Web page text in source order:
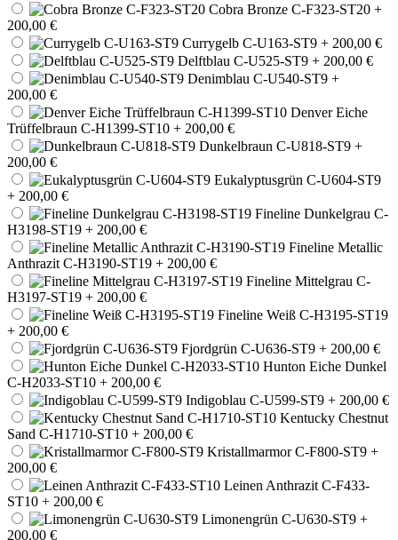
Cobra Bronze C-F323-ST20 +
200,00 €
Currygelb C-U163-ST9 + 200,00 €
Delftblau C-U525-ST9 + 200,00 €
Denimblau C-U540-ST9 +
200,00 €
Denver Eiche
Trüffelbraun C-H1399-ST10 + 200,00 €
Dunkelbraun C-U818-ST9 +
200,00 €
Eukalyptusgrün C-U604-ST9
+ 200,00 €
Fineline Dunkelgrau C-
H3198-ST19 + 200,00 €
Fineline Metallic
Anthrazit C-H3190-ST19 + 200,00 €
Fineline Mittelgrau C-
H3197-ST19 + 200,00 €
Fineline Weiß C-H3195-ST19
+ 200,00 €
Fjordgrün C-U636-ST9 + 200,00 €
Hunton Eiche Dunkel
C-H2033-ST10 + 200,00 €
Indigoblau C-U599-ST9 + 200,00 €
Kentucky Chestnut
Sand C-H1710-ST10 + 200,00 €
Kristallmarmor C-F800-ST9 +
200,00 €
Leinen Anthrazit C-F433-
ST10 + 200,00 €
Limonengrün C-U630-ST9 +
200,00 €